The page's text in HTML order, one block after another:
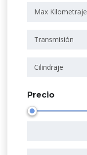
Max Kilometraje
Transmisión
Cilindraje
Precio